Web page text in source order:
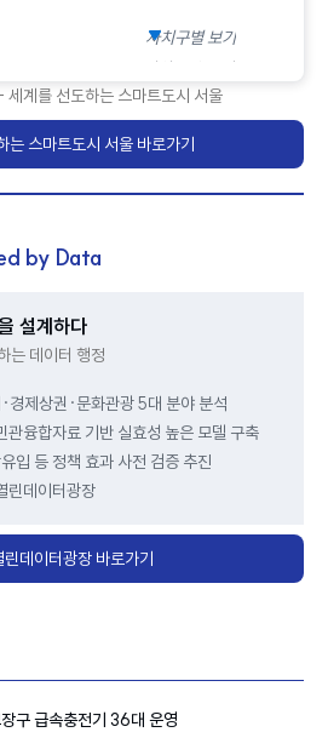
자치구별 보기
자치구별 보기
계를 선도하는 스마트도시 서울
는 스마트도시 서울 바로가기
by Data
설계하다
는 데이터 행정
경제상권·문화관광 5대 분야 분석
융합자료 기반 실효성 높은 모델 구축
입 등 정책 효과 사전 검증 추진
린데이터광장
린데이터광장 바로가기
구 급속충전기 36대 운영